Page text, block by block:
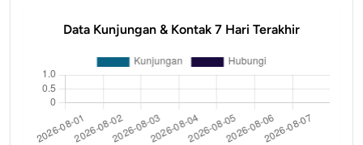
Data Kunjungan & Kontak 7 Hari Terakhir